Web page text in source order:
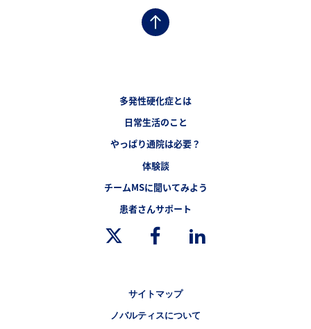
多発性硬化症とは
フッターナビゲーション2（多発性硬化症.JP）
日常生活のこと
やっぱり通院は必要？
体験談
チームMSに聞いてみよう
患者さんサポート
サイトマップ
ノバルティスについて